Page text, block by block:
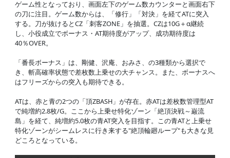
ゲーム性となっており、画面左下のゲーム数カウンターと画面右下
の刀に注目。ゲーム数からは、「修行」「対決」を経てATに突入
する。刀が抜けるとCZ「刺客ZONE」を抽選。CZは10G＋α継続
し、小役成立でボーナス・AT期待度がアップ、成功期待度は
40％OVER。
「番長ボーナス」は、剛健、沢庵、おみさ、の3種類から選択で
き、斬高確率状態で差枚数上乗せの大チャンス。また、ボーナスへ
はフリーズからの突入も期待できる。
ATは、赤と青の2つの「頂ZBASH」が存在。赤ATは差枚数管理型AT
で純増約2.8枚/G。ここから上乗せ特化ゾーン「絶頂決戦～巌流
島」を経て、純増約5.0枚の青AT突入を目指す。この青ATと上乗せ
特化ゾーンがシームレスに行き来する"絶頂輪廻ループ"も大きな見
どころとなっている。